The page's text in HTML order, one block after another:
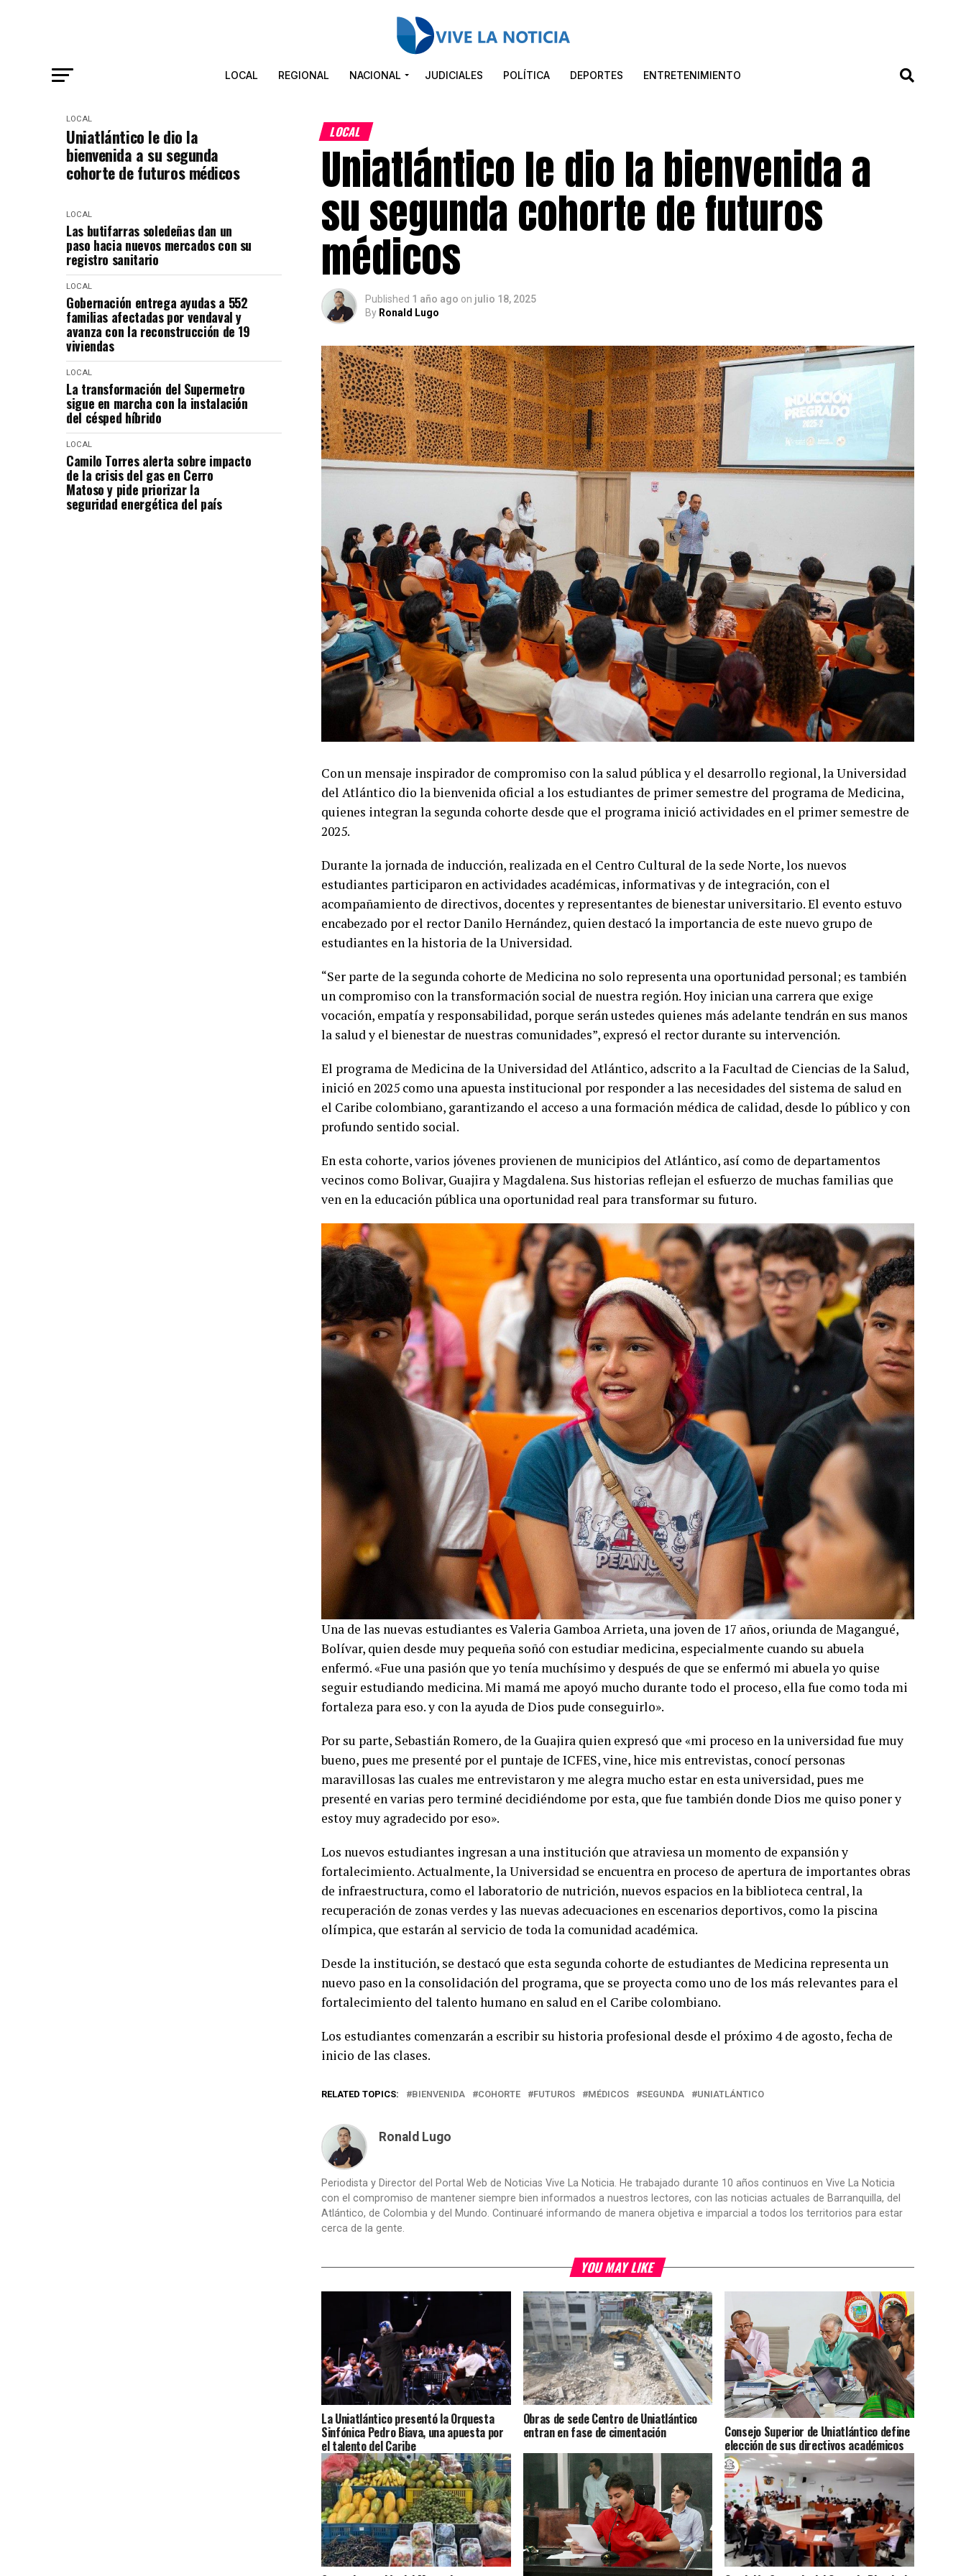
LOCAL REGIONAL NACIONAL JUDICIALES POLÍTICA DEPORTES ENTRETENIMIENTO
LOCAL
Uniatlántico le dio la
bienvenida a su segunda
cohorte de futuros médicos
LOCAL
Las butifarras soledeñas dan un
paso hacia nuevos mercados con su
registro sanitario
LOCAL
Gobernación entrega ayudas a 552
familias afectadas por vendaval y
avanza con la reconstrucción de 19
viviendas
LOCAL
La transformación del Supermetro
sigue en marcha con la instalación
del césped híbrido
LOCAL
Camilo Torres alerta sobre impacto
de la crisis del gas en Cerro
Matoso y pide priorizar la
seguridad energética del país
LOCAL
Uniatlántico le dio la bienvenida a
su segunda cohorte de futuros
médicos
Published 1 año ago on julio 18, 2025
By Ronald Lugo
Con un mensaje inspirador de compromiso con la salud pública y el desarrollo regional, la Universidad
del Atlántico dio la bienvenida oficial a los estudiantes de primer semestre del programa de Medicina,
quienes integran la segunda cohorte desde que el programa inició actividades en el primer semestre de
2025.
Durante la jornada de inducción, realizada en el Centro Cultural de la sede Norte, los nuevos
estudiantes participaron en actividades académicas, informativas y de integración, con el
acompañamiento de directivos, docentes y representantes de bienestar universitario. El evento estuvo
encabezado por el rector Danilo Hernández, quien destacó la importancia de este nuevo grupo de
estudiantes en la historia de la Universidad.
“Ser parte de la segunda cohorte de Medicina no solo representa una oportunidad personal; es también
un compromiso con la transformación social de nuestra región. Hoy inician una carrera que exige
vocación, empatía y responsabilidad, porque serán ustedes quienes más adelante tendrán en sus manos
la salud y el bienestar de nuestras comunidades”, expresó el rector durante su intervención.
El programa de Medicina de la Universidad del Atlántico, adscrito a la Facultad de Ciencias de la Salud,
inició en 2025 como una apuesta institucional por responder a las necesidades del sistema de salud en
el Caribe colombiano, garantizando el acceso a una formación médica de calidad, desde lo público y con
profundo sentido social.
En esta cohorte, varios jóvenes provienen de municipios del Atlántico, así como de departamentos
vecinos como Bolivar, Guajira y Magdalena. Sus historias reflejan el esfuerzo de muchas familias que
ven en la educación pública una oportunidad real para transformar su futuro.
Una de las nuevas estudiantes es Valeria Gamboa Arrieta, una joven de 17 años, oriunda de Magangué,
Bolívar, quien desde muy pequeña soñó con estudiar medicina, especialmente cuando su abuela
enfermó. «Fue una pasión que yo tenía muchísimo y después de que se enfermó mi abuela yo quise
seguir estudiando medicina. Mi mamá me apoyó mucho durante todo el proceso, ella fue como toda mi
fortaleza para eso. y con la ayuda de Dios pude conseguirlo».
Por su parte, Sebastián Romero, de la Guajira quien expresó que «mi proceso en la universidad fue muy
bueno, pues me presenté por el puntaje de ICFES, vine, hice mis entrevistas, conocí personas
maravillosas las cuales me entrevistaron y me alegra mucho estar en esta universidad, pues me
presenté en varias pero terminé decidiéndome por esta, que fue también donde Dios me quiso poner y
estoy muy agradecido por eso».
Los nuevos estudiantes ingresan a una institución que atraviesa un momento de expansión y
fortalecimiento. Actualmente, la Universidad se encuentra en proceso de apertura de importantes obras
de infraestructura, como el laboratorio de nutrición, nuevos espacios en la biblioteca central, la
recuperación de zonas verdes y las nuevas adecuaciones en escenarios deportivos, como la piscina
olímpica, que estarán al servicio de toda la comunidad académica.
Desde la institución, se destacó que esta segunda cohorte de estudiantes de Medicina representa un
nuevo paso en la consolidación del programa, que se proyecta como uno de los más relevantes para el
fortalecimiento del talento humano en salud en el Caribe colombiano.
Los estudiantes comenzarán a escribir su historia profesional desde el próximo 4 de agosto, fecha de
inicio de las clases.
RELATED TOPICS: BIENVENIDA COHORTE FUTUROS MÉDICOS SEGUNDA UNIATLÁNTICO
Ronald Lugo
Periodista y Director del Portal Web de Noticias Vive La Noticia. He trabajado durante 10 años continuos en Vive La Noticia
con el compromiso de mantener siempre bien informados a nuestros lectores, con las noticias actuales de Barranquilla, del
Atlántico, de Colombia y del Mundo. Continuaré informando de manera objetiva e imparcial a todos los territorios para estar
cerca de la gente.
YOU MAY LIKE
La Uniatlántico presentó la Orquesta
Sinfónica Pedro Biava, una apuesta por
el talento del Caribe
Obras de sede Centro de Uniatlántico
entran en fase de cimentación Consejo Superior de Uniatlántico define
elección de sus directivos académicos